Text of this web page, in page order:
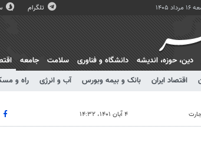
۱۴۰۵ تلگرام
دين، حوزه، انديشه دانشگاه و فناوری سلامت جامعه
اقتصاد ایران بانک و بیمه وبورس آب و انرژی راه و
۴ آبان ۱۴۰۱، ۱۴:۳۲